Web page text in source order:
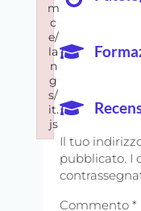
Il tuo
pubblicato. I
Commento *
m
c
e/
la
n
g
s/
it.
js
Failed to load